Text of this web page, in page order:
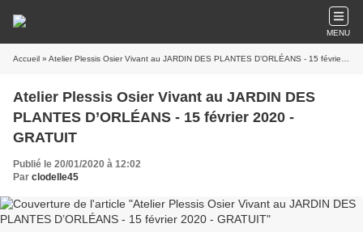
MENU
Accueil » Atelier Plessis Osier Vivant au JARDIN DES PLANTES D’ORLÉANS - 15 février 2020 - GRATUIT
Atelier Plessis Osier Vivant au JARDIN DES
PLANTES D’ORLÉANS - 15 février 2020 -
GRATUIT
Publié le 20/01/2020 à 12:02
Par clodelle45